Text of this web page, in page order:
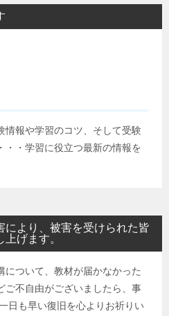
情報や学習のコツ、そして受験
・・学習に役立つ最新の情報を
により、被害を受けられた皆
げます。
について、教材が届かなかった
ご不自由がございましたら、事
日も早い復旧を心よりお祈りい